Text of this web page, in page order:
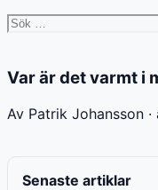
Sök
Var är det varmt i
Av Patrik Johansson
Senaste artiklar